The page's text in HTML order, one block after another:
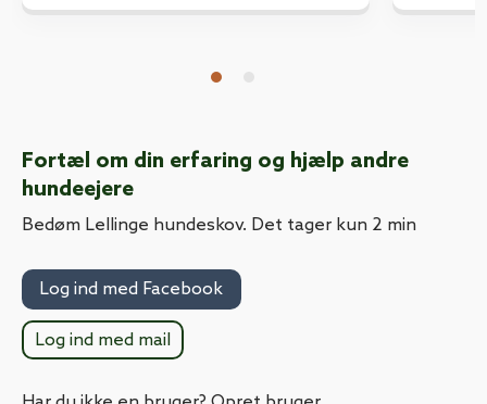
Fortæl om din erfaring og hjælp andre
hundeejere
Bedøm Lellinge hundeskov. Det tager kun 2 min
Log ind med Facebook
Log ind med mail